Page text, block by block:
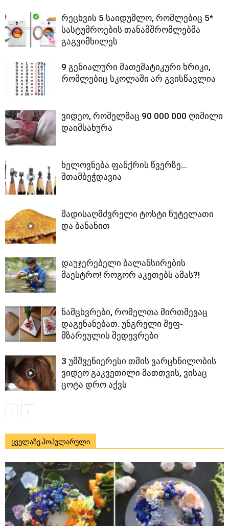
რეცხვის 5 საიდუმლო, რომლებიც 5*
სასტუმროების თანამშრომლებმა
გაგვიმხილეს
9 გენიალური მათემატიკური ხრიკი,
რომლებიც სკოლაში არ გვისწავლია
ვიდეო, რომელმაც 90 000 000 ღიმილი
დაიმსახურა
ხელოვნება ფანქრის წვერზე…
შთამბეჭდავია
მადისაღმძვრელი ტოსტი ნუტელათი
და ბანანით
დაუჯერებელი ბალანსირების
მაესტრო! როგორ აკეთებს ამას?!
ნამცხვრები, რომელთა მირთმევაც
დაგენანებათ. უნგრელი შეფ-
მზარეულის შედევრები
3 უმშვენიერესი თმის ვარცხნილობის
ვიდეო გაკვეთილი მათთვის, ვისაც
ცოტა დრო აქვს
ყველაზე პოპულარული